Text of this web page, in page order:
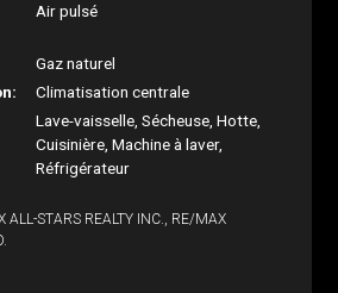
Air pulsé
Gaz naturel
Climatisation centrale
Lave-vaisselle, Sécheuse, Hotte,
Cuisinière, Machine à laver,
Réfrigérateur
ALL-STARS REALTY INC., RE/MAX